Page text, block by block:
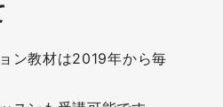
ン教材は2019年から毎